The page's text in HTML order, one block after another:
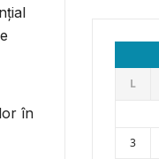
în
L
3